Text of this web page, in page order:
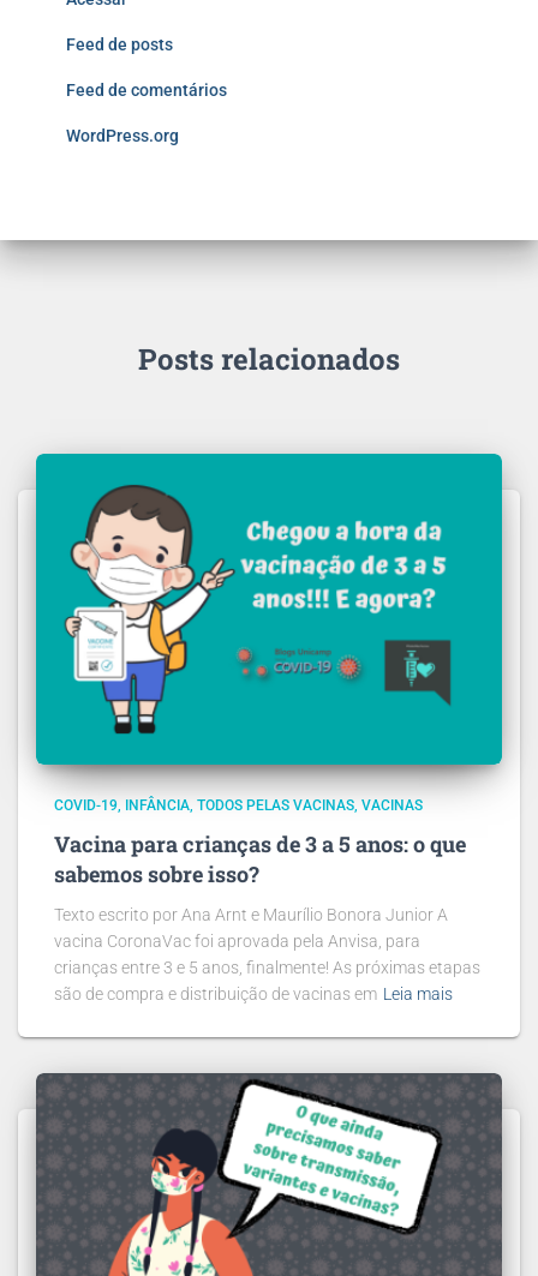
Feed de posts
Feed de comentários
WordPress.org
Posts relacionados
COVID-19 INFÂNCIA TODOS PELAS VACINAS VACINAS
Vacina para crianças de 3 a 5 anos: o que
sabemos sobre isso?
Texto escrito por Ana Arnt e Maurílio Bonora Junior A
vacina CoronaVac foi aprovada pela Anvisa, para
crianças entre 3 e 5 anos, finalmente! As próximas etapas
são de compra e distribuição de vacinas em Leia mais